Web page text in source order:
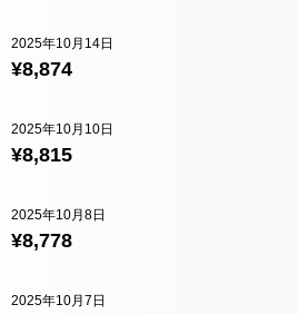
¥8,874
2025年10月14日
¥8,815
2025年10月10日
¥8,778
2025年10月8日
2025年10月7日